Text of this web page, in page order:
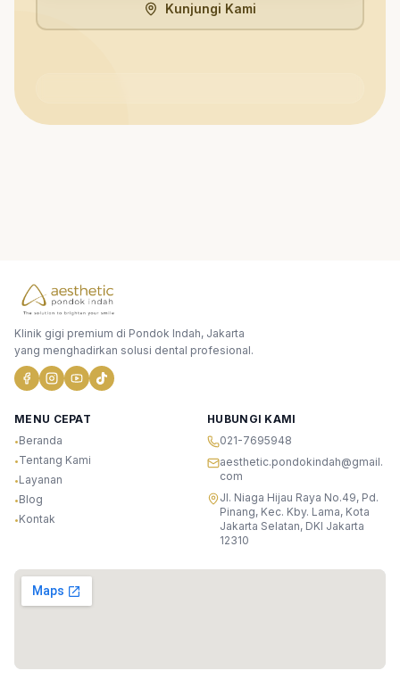
Kunjungi Kami
Klinik gigi premium di Pondok Indah, Jakarta
yang menghadirkan solusi dental profesional.
MENU CEPAT
•Beranda
•Tentang Kami
•Layanan
•Blog
•Kontak
HUBUNGI KAMI
021-7695948
aesthetic.pondokindah@gmail.
com
Jl. Niaga Hijau Raya No.49, Pd.
Pinang, Kec. Kby. Lama, Kota
Jakarta Selatan, DKI Jakarta
12310